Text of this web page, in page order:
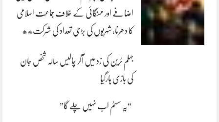
اضافے اور مہنگائی کے خلاف جماعت اسلامی
کا دھرنا، شہریوں کی بڑی تعداد کی شرکت**
جہلم ٹرین کی زد میں آکر چالیس سالہ شخص جان
کی بازی ہارگیا
“یہ سسٹم اب نہیں چلے گا”